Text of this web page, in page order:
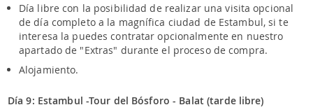
Día libre con la posibilidad de realizar una visita opcional
de día completo a la magnífica ciudad de Estambul, si te
interesa la puedes contratar opcionalmente en nuestro
apartado de "Extras" durante el proceso de compra.
Alojamiento.
Día 9: Estambul -Tour del Bósforo - Balat (tarde libre)